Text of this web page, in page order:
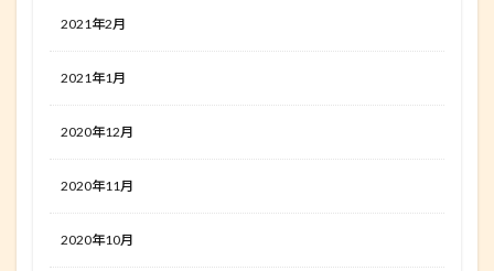
2021年2月
2021年1月
2020年12月
2020年11月
2020年10月